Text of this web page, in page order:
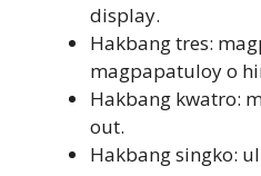
display.
Hakbang tres:
magpapatuloy o
Hakbang kwatro:
out.
Hakbang singko: